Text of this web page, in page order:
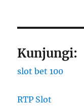
Kunjungi:
slot bet 100
RTP Slot